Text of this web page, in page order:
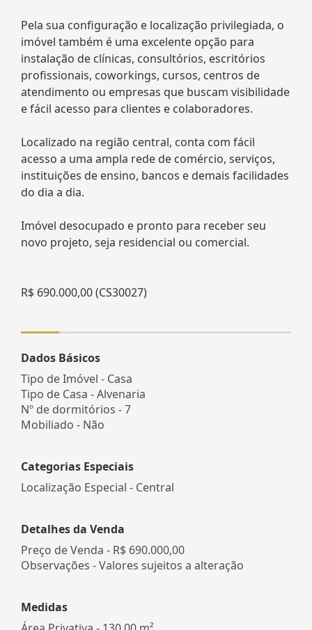
Pela sua configuração e localização privilegiada, o
imóvel também é uma excelente opção para
instalação de clínicas, consultórios, escritórios
profissionais, coworkings, cursos, centros de
atendimento ou empresas que buscam visibilidade
e fácil acesso para clientes e colaboradores.
Localizado na região central, conta com fácil
acesso a uma ampla rede de comércio, serviços,
instituições de ensino, bancos e demais facilidades
do dia a dia.
Imóvel desocupado e pronto para receber seu
novo projeto, seja residencial ou comercial.
R$ 690.000,00 (CS30027)
Dados Básicos
Tipo de Imóvel - Casa
Tipo de Casa - Alvenaria
Nº de dormitórios - 7
Mobiliado - Não
Categorias Especiais
Localização Especial - Central
Detalhes da Venda
Preço de Venda - R$ 690.000,00
Observações - Valores sujeitos a alteração
Medidas